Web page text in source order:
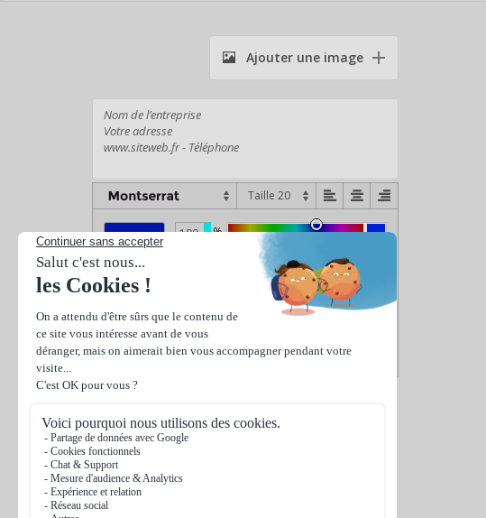
Ajouter une image
%
%